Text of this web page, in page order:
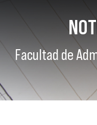
Facultad de